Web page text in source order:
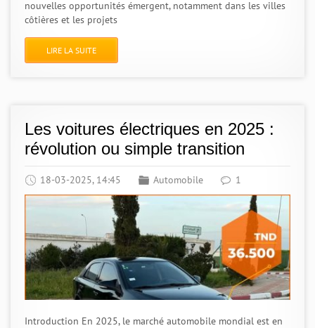
nouvelles opportunités émergent, notamment dans les villes
côtières et les projets
LIRE LA SUITE
Les voitures électriques en 2025 :
révolution ou simple transition
18-03-2025, 14:45 Automobile 1
Introduction En 2025, le marché automobile mondial est en